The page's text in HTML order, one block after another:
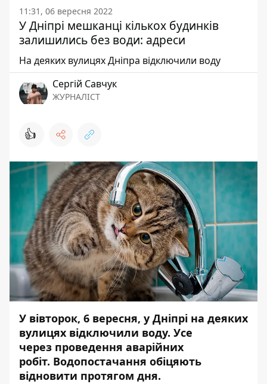
11:31, 06 вересня 2022
У Дніпрі мешканці кількох будинків
залишились без води: адреси
На деяких вулицях Дніпра відключили воду
Сергій Савчук
ЖУРНАЛІСТ
👍
У вівторок, 6 вересня, у Дніпрі на деяких
вулицях відключили воду. Усе
через проведення аварійних
робіт. Водопостачання обіцяють
відновити протягом дня.